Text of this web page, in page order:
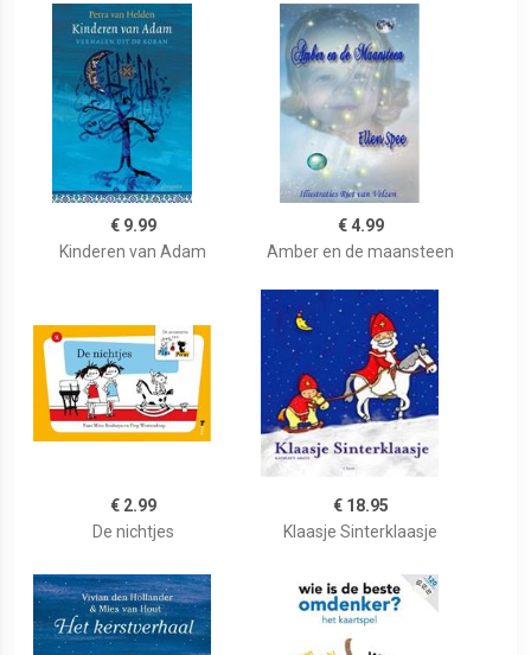
€ 9.99
Kinderen van Adam
€ 4.99
Amber en de maansteen
€ 2.99
De nichtjes
€ 18.95
Klaasje Sinterklaasje